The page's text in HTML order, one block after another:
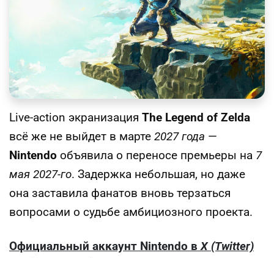
Live-action экранизация The Legend of Zelda
всё же не выйдет в марте 2027 года —
Nintendo объявила о переносе премьеры на 7
мая 2027-го. Задержка небольшая, но даже
она заставила фанатов вновь терзаться
вопросами о судьбе амбициозного проекта.
Официальный аккаунт Nintendo вX (Twitter)